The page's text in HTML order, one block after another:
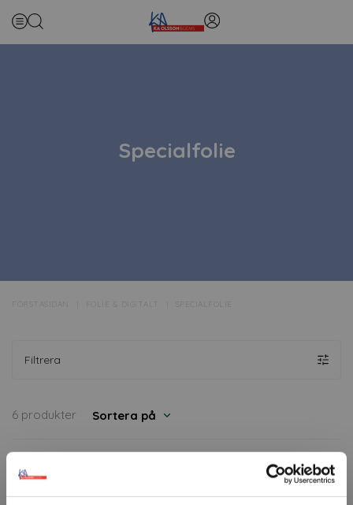
Specialfolie
FÖRSTASIDAN FOLIE & DIGITALT SPECIALFOLIE
Filtrera
6 produkter Sortera på
Premium